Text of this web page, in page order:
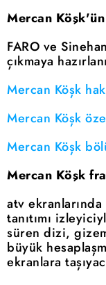
Mercan Köşk'ün
FARO ve
çıkmaya
Mercan Köşk
Mercan Köşk
Mercan Köşk
Mercan Köşk
atv
tanıtımı
süren dizi,
büyük
ekranlara